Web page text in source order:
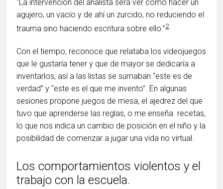
“La intervención del analista será ver como hacer un
agujero, un vacío y de ahí un zurcido, no reduciendo el
trauma sino haciendo escritura sobre ello.”2
Con el tiempo, reconoce que relataba los videojuegos
que le gustaría tener y que de mayor se dedicaría a
inventarlos, así a las listas se sumaban “este es de
verdad” y “este es el que me invento”. En algunas
sesiones propone juegos de mesa, el ajedrez del que
tuvo que aprenderse las reglas, o me enseña recetas,
lo que nos indica un cambio de posición en el niño y la
posibilidad de comenzar a jugar una vida no virtual.
Los comportamientos violentos y el
trabajo con la escuela.